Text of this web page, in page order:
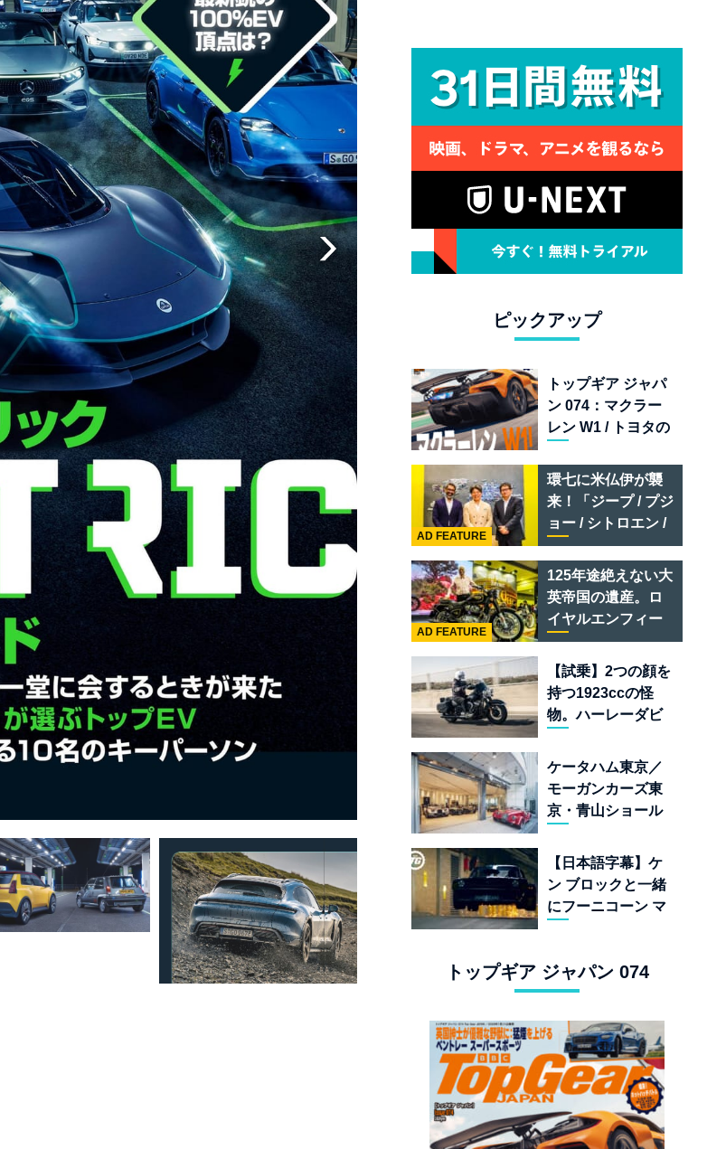
12R」が魅せる究
極の人馬一体
ピックアップ
トップギア ジャパ
ン 074：マクラー
レン W1 / トヨタの
ー戦略 /フェラーリ
849 テスタロッサ /
テメラリオ /ベント
レー スーパースポ
ーツ
環七に米仏伊が襲
来！「ジープ / プジ
ョー / シトロエン /
フィアット / アバル
ト足立」はクルマ
のセレクトショッ
プである
AD FEATURE
125年途絶えない大
英帝国の遺産。ロ
イヤルエンフィー
ルド責任者に訊
く、新型
「BULLET 650」
と“時間の質”を愛
する理由
AD FEATURE
【試乗】2つの顔を
持つ1923ccの怪
物。ハーレーダビ
ォーキーエイト
117」の深淵を覗く
ケータハム東京／
モーガンカーズ東
京・青山ショール
「移動手段」では
なく「人生」だ
【日本語字幕】ケ
ン ブロックと一緒
にフーニコーン マ
トップギア ジャパン 074